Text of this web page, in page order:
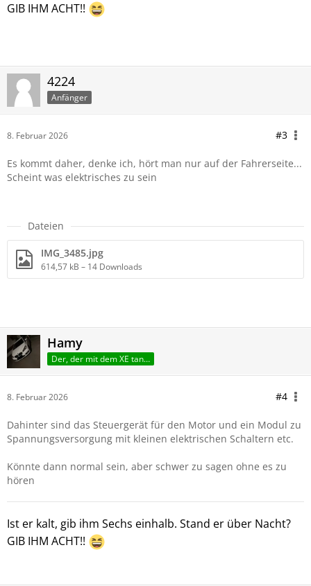
GIB IHM ACHT!!
4224
Anfänger
8. Februar 2026 #3
Es kommt daher, denke ich, hört man nur auf der Fahrerseite...
Scheint was elektrisches zu sein
Dateien
IMG_3485.jpg
614,57 kB – 14 Downloads
Hamy
Der, der mit dem XE tanzt
8. Februar 2026 #4
Dahinter sind das Steuergerät für den Motor und ein Modul zu
Spannungsversorgung mit kleinen elektrischen Schaltern etc.
Könnte dann normal sein, aber schwer zu sagen ohne es zu
hören
Ist er kalt, gib ihm Sechs einhalb. Stand er über Nacht?
GIB IHM ACHT!!